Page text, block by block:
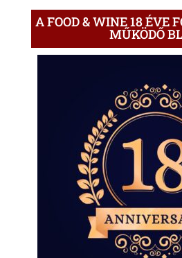
A FOOD & WINE 18 ÉVE
MŰKÖDŐ